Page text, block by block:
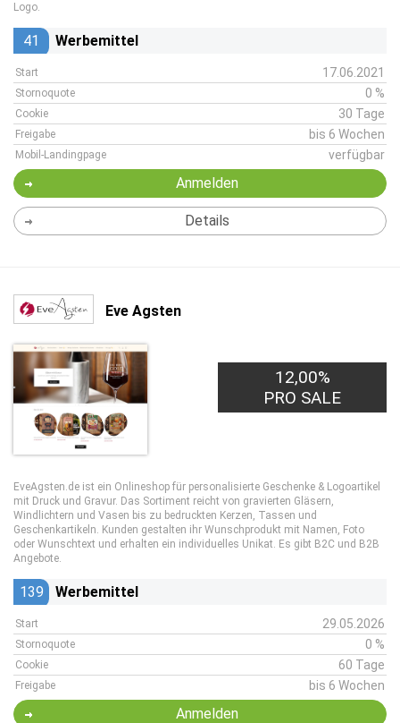
Logo.
41 Werbemittel
Start 17.06.2021
Stornoquote 0 %
Cookie 30 Tage
Freigabe bis 6 Wochen
Mobil-Landingpage verfügbar
Anmelden
Details
Eve Agsten
12,00%
PRO SALE
EveAgsten.de ist ein Onlineshop für personalisierte Geschenke & Logoartikel
mit Druck und Gravur. Das Sortiment reicht von gravierten Gläsern,
Windlichtern und Vasen bis zu bedruckten Kerzen, Tassen und
Geschenkartikeln. Kunden gestalten ihr Wunschprodukt mit Namen, Foto
oder Wunschtext und erhalten ein individuelles Unikat. Es gibt B2C und B2B
Angebote.
139 Werbemittel
Start 29.05.2026
Stornoquote 0 %
Cookie 60 Tage
Freigabe bis 6 Wochen
Anmelden